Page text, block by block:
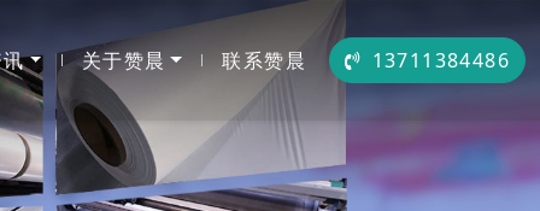
关于赞晨 联系赞晨 13711384486